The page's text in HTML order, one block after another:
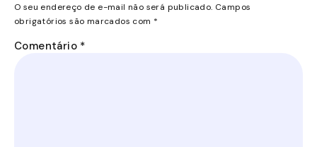
O seu endereço de e-mail não será publicado. Campos
obrigatórios são marcados com *
Comentário *